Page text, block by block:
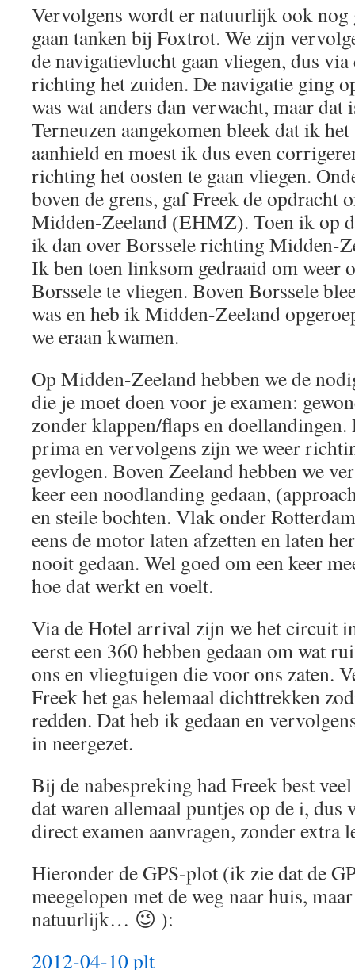
Vervolgens wordt er natuurlijk ook nog
gaan tanken bij Foxtrot. We zijn
de navigatievlucht gaan vliegen, dus
richting het zuiden. De navigatie ging
was wat anders dan verwacht, maar
Terneuzen aangekomen bleek dat ik
aanhield en moest ik dus even
richting het oosten te gaan vliegen.
boven de grens, gaf Freek de opdracht
Midden-Zeeland (EHMZ). Toen ik op
ik dan over Borssele richting Midden-
Ik ben toen linksom gedraaid om weer
Borssele te vliegen. Boven Borssele
was en heb ik Midden-Zeeland
we eraan kwamen.
Op Midden-Zeeland hebben we de
die je moet doen voor je examen:
zonder klappen/flaps en doellandingen.
prima en vervolgens zijn we weer
gevlogen. Boven Zeeland hebben we
keer een noodlanding gedaan,
en steile bochten. Vlak onder
eens de motor laten afzetten en laten
nooit gedaan. Wel goed om een keer
hoe dat werkt en voelt.
Via de Hotel arrival zijn we het circuit
eerst een 360 hebben gedaan om wat
ons en vliegtuigen die voor ons zaten.
Freek het gas helemaal dichttrekken
redden. Dat heb ik gedaan en
in neergezet.
Bij de nabespreking had Freek best
dat waren allemaal puntjes op de i, dus
direct examen aanvragen, zonder extra
Hieronder de GPS-plot (ik zie dat de
meegelopen met de weg naar huis,
natuurlijk… 😉 ):
2012-04-10 plt